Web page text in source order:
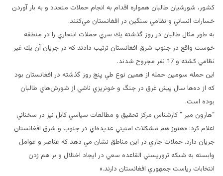
كشور، شورشيان طالبان همواره اقدام به انجام حملات متعدد و به بار آوردن
خسارات انساني و نظامي سنگين در افغانستان مي‌كنند.
به طور مثال طالبان در روز گذشته يك سري حملات انتحاري را در منطقه
خوست واقع در جنوب شرق افغانستان ترتيب دادند كه در جريان آن يك غير
نظامي كشته و 17 نفر مجروح شدند.
اين حمله سومين حمله از همين نوع طي پنج روز گذشته در افغانستان بود
كه از ده‌ها سال پيش غرق در جنگ و خونريزي ناشي از شورش‌هاي طالبان
بوده است.
“هارون مير ” كارشناس مركز تحقيق و مطالعات سياسي كابل نيز در سخناني
اعلام كرد: «هنوز هم مشكلات امنيتي عديده‌اي در جنوب و شرق افغانستان
جريان دارد. حملات جاري در اين مناطق نشان مي دهد كه عناصر و عوامل
وابسته به شبكه تروريستي القاعده سعي در ايجاد اختلال و بر هم زدن
انتخابات رياست جمهوري افغانستان دارند.»